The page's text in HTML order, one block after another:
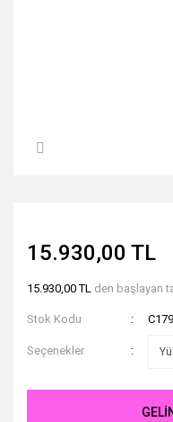
15.930,00 TL
15.930,00 TL den başlayan
Stok Kodu
Seçenekler